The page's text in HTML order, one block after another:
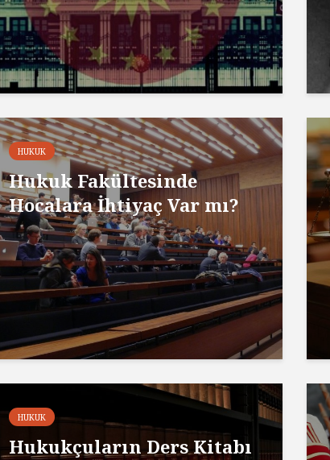
HUKUK
Hukuk Fakültesinde
Hocalara İhtiyaç Var mı?
HUKUK
Hukukçuların Ders Kitabı